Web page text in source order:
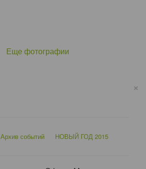
Еще фотографии
×
Архив событий НОВЫЙ ГОД 2015